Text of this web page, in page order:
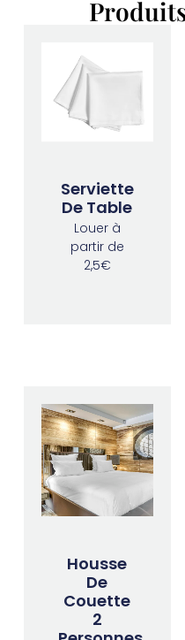
Serviette
De Table
Louer à
partir de
2,5€
Housse
De
Couette
2